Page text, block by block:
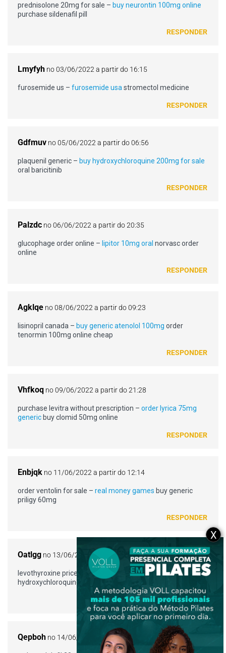
prednisolone 20mg for sale – buy neurontin 100mg online
purchase sildenafil pill
RESPONDER
Lmyfyh no 03/06/2022 a partir do 16:15
furosemide us – furosemide usa stromectol medicine
RESPONDER
Gdfmuv no 05/06/2022 a partir do 06:56
plaquenil generic – buy hydroxychloroquine 200mg for sale
oral baricitinib
RESPONDER
Palzdc no 06/06/2022 a partir do 20:35
glucophage order online – lipitor 10mg oral norvasc order
online
RESPONDER
Agklqe no 08/06/2022 a partir do 09:23
lisinopril canada – buy generic atenolol 100mg order
tenormin 100mg online cheap
RESPONDER
Vhfkoq no 09/06/2022 a partir do 21:28
purchase levitra without prescription – order lyrica 75mg
generic buy clomid 50mg online
RESPONDER
Enbjqk no 11/06/2022 a partir do 12:14
order ventolin for sale – real money games buy generic
priligy 60mg
RESPONDER
Oatlgg no 13/06/2022 a partir do 00:09
levothyroxine price – cheap synthroid 100mcg
order
hydroxychloroquine sale
RESPONDER
Qepboh no 14/06/2022 a partir do 11:50
X